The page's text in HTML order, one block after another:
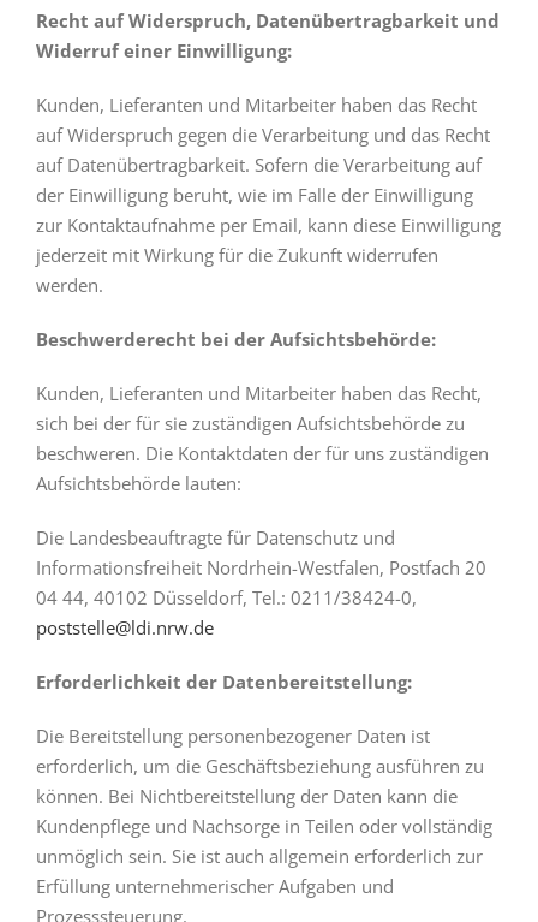
Recht auf Widerspruch, Datenübertragbarkeit und
Widerruf einer Einwilligung:
Kunden, Lieferanten und Mitarbeiter haben das Recht
auf Widerspruch gegen die Verarbeitung und das Recht
auf Datenübertragbarkeit. Sofern die Verarbeitung auf
der Einwilligung beruht, wie im Falle der Einwilligung
zur Kontaktaufnahme per Email, kann diese Einwilligung
jederzeit mit Wirkung für die Zukunft widerrufen
werden.
Beschwerderecht bei der Aufsichtsbehörde:
Kunden, Lieferanten und Mitarbeiter haben das Recht,
sich bei der für sie zuständigen Aufsichtsbehörde zu
beschweren. Die Kontaktdaten der für uns zuständigen
Aufsichtsbehörde lauten:
Die Landesbeauftragte für Datenschutz und
Informationsfreiheit Nordrhein-Westfalen, Postfach 20
04 44, 40102 Düsseldorf, Tel.: 0211/38424-0,
poststelle@ldi.nrw.de
Erforderlichkeit der Datenbereitstellung:
Die Bereitstellung personenbezogener Daten ist
erforderlich, um die Geschäftsbeziehung ausführen zu
können. Bei Nichtbereitstellung der Daten kann die
Kundenpflege und Nachsorge in Teilen oder vollständig
unmöglich sein. Sie ist auch allgemein erforderlich zur
Erfüllung unternehmerischer Aufgaben und
Prozesssteuerung.